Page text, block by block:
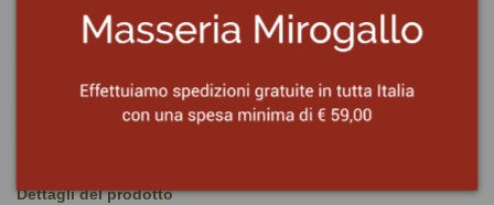
Passata di pomodori (75%), olio extravergine di oliva (13%), peperoni (11%),
sale, zucchero, basilico, aglio.
Dettagli del prodotto